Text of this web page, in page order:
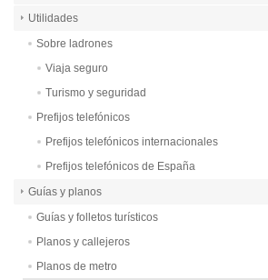
Utilidades
Sobre ladrones
Viaja seguro
Turismo y seguridad
Prefijos telefónicos
Prefijos telefónicos internacionales
Prefijos telefónicos de España
Guías y planos
Guías y folletos turísticos
Planos y callejeros
Planos de metro